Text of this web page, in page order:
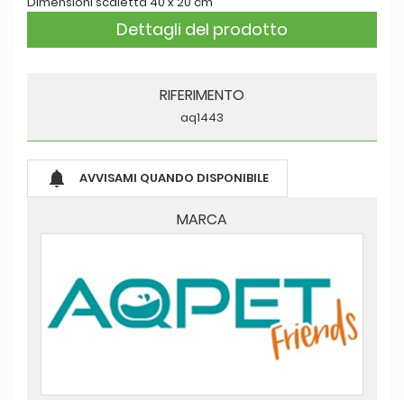
Dettagli del prodotto
RIFERIMENTO
aq1443
 AVVISAMI QUANDO DISPONIBILE
MARCA